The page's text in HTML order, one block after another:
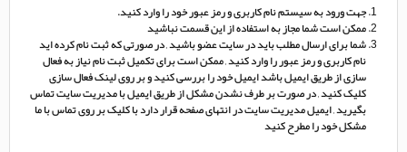
جهت ورود به سیستم نام کاربری و رمز عبور خود را وارد کنید.
ممکن است شما مجاز به استفاده از این قسمت نباشید
شما برای ارسال مطلب باید در سایت عضو باشید , در صورتی که ثبت نام کرده اید
نام کاربری و رمز عبور را وارد کنید , ممکن است برای تکمیل ثبت نام نیاز به فعال
سازی از طریق ایمیل باشد ایمیل خود را بررسی کنید و بر روی لینک فعال سازی
کلیک کنید , در صورت بر طرف نشدن مشکل از طریق ایمیل با مدیریت سایت تماس
بگیرید , ایمیل مدیریت سایت در انتهای صفحه قرار دارد با کلیک بر روی تماس با ما
مشکل خود را مطرح کنید